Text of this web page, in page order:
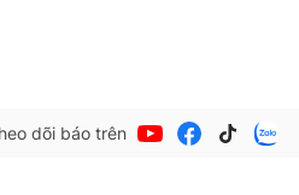
dõi báo trên